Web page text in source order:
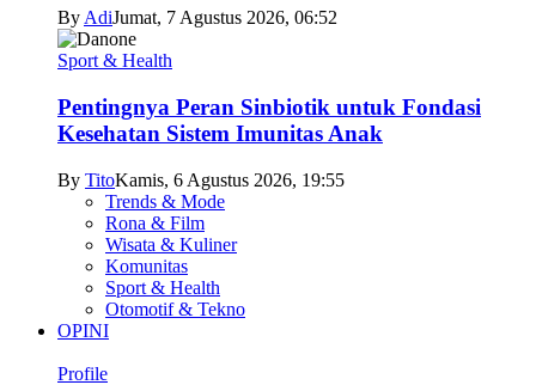
By AdiJumat, 7 Agustus 2026, 06:52
Sport & Health
Pentingnya Peran Sinbiotik untuk Fondasi
Kesehatan Sistem Imunitas Anak
By TitoKamis, 6 Agustus 2026, 19:55
Trends & Mode
Rona & Film
Wisata & Kuliner
Komunitas
Sport & Health
Otomotif & Tekno
OPINI
Profile